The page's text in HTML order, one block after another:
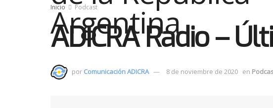
Inicio Podcast
ADICRA Radio –
por Comunicación ADICRA 8 de noviembre de 2020 en